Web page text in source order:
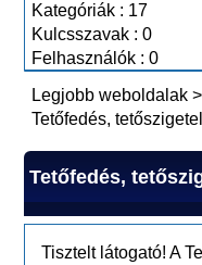
Kategóriák : 17
Kulcsszavak : 0
Felhasználók : 0
Legjobb weboldalak >
Tetőfedés,
Tetőfedés,
Tisztelt látogató! A